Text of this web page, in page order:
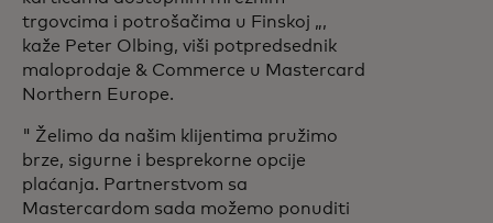
trgovcima i potrošačima u Finskoj „,
kaže Peter Olbing, viši potpredsednik
maloprodaje & Commerce u Mastercard
Northern Europe.
" Želimo da našim klijentima pružimo
brze, sigurne i besprekorne opcije
plaćanja. Partnerstvom sa
Mastercardom sada možemo ponuditi